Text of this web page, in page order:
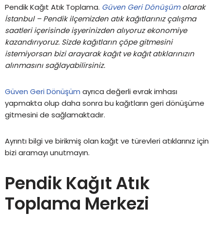
Pendik Kağıt Atık Toplama. Güven Geri Dönüşümolarak
İstanbul – Pendik ilçemizden atık kağıtlarınız çalışma
saatleri içerisinde işyerinizden alıyoruz ekonomiye
kazandırıyoruz. Sizde kağıtların çöpe gitmesini
istemiyorsan bizi arayarak kağıt ve kağıt atıklarınızın
alınmasını sağlayabilirsiniz.
Güven Geri Dönüşüm ayrıca değerli evrak imhası
yapmakta olup daha sonra bu kağıtların geri dönüşüme
gitmesini de sağlamaktadır.
Ayrıntı bilgi ve birikmiş olan kağıt ve türevleri atıklarınız için
bizi aramayı unutmayın.
Pendik Kağıt Atık
Toplama Merkezi